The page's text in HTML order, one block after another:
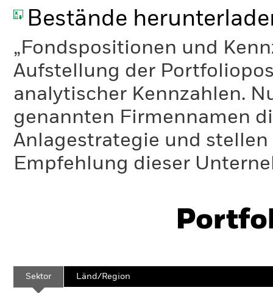
Bestände
„Fondspositionen und
Aufstellung der
analytischer Kennzahlen.
genannten Firmennamen
Anlagestrategie und
Empfehlung dieser
Sektor Länd/Region